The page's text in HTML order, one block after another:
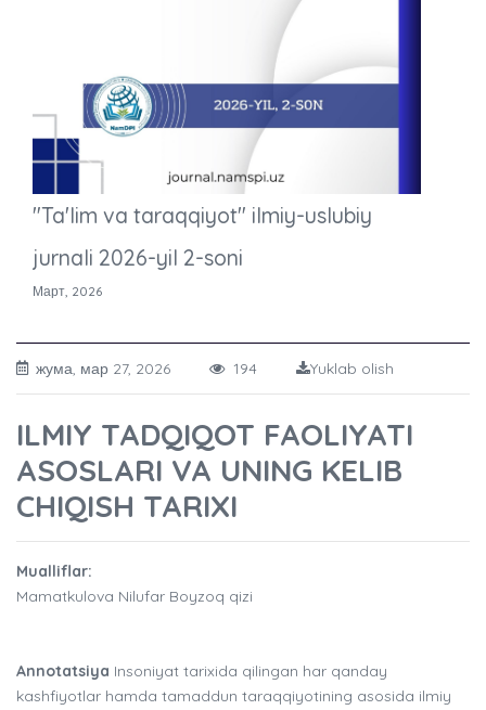
"Ta'lim va taraqqiyot" ilmiy-uslubiy
jurnali 2026-yil 2-soni
Март, 2026
жума, мар 27, 2026 194 Yuklab olish
ILMIY TADQIQOT FAOLIYATI
ASOSLARI VA UNING KELIB
CHIQISH TARIXI
Mualliflar:
Mamatkulova Nilufar Boyzoq qizi
Annotatsiya Insoniyat tarixida qilingan har qanday
kashfiyotlar hamda tamaddun taraqqiyotining asosida ilmiy